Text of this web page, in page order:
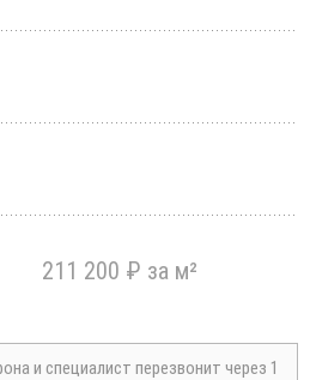
211 200 ₽ за м²
и специалист перезвонит через 1